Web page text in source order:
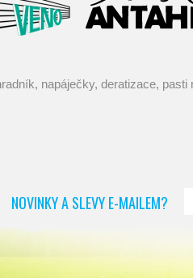
NOVINKY A SLEVY E-MAILEM?